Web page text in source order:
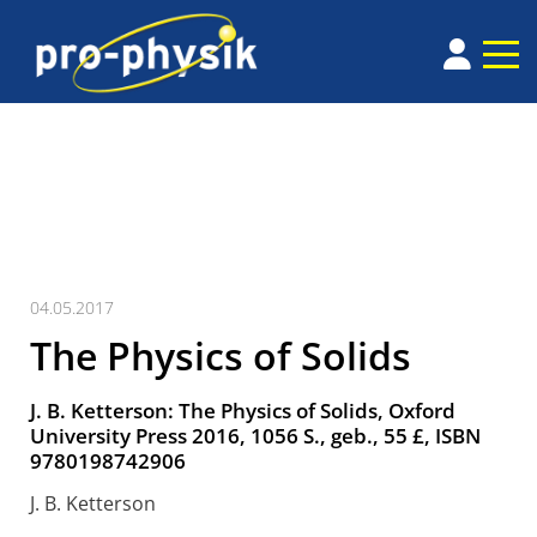
04.05.2017
The Physics of Solids
J. B. Ketterson: The Physics of Solids, Oxford
University Press 2016, 1056 S., geb., 55 £, ISBN
9780198742906
J. B. Ketterson